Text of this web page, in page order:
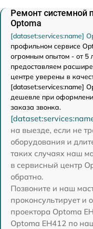
Ремонт системной
Optoma
[dataset:services:name]
профильном сервисе
огромным опытом - от 5
предоставляем
центре уверены в
[dataset:services:name]
дешевле при
заказа звонка.
на выезде, если не
оборудования и
таких случаях наш
в сервисный центр
обратно.
Позвоните и наш
проконсультирует и
проектора Optoma
Optoma EH412 по